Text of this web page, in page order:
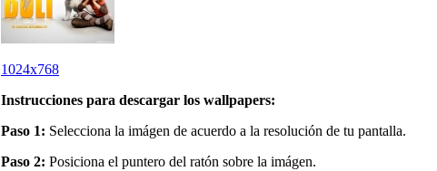
1024x768
Instrucciones para descargar los wallpapers:
Paso 1: Selecciona la imágen de acuerdo a la resolución de tu pantalla.
Paso 2: Posiciona el puntero del ratón sobre la imágen.